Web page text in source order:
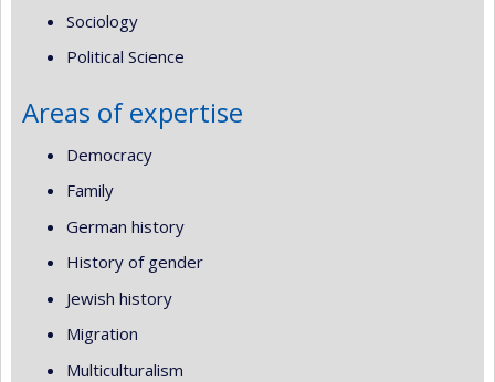
Sociology
Political Science
Areas of expertise
Democracy
Family
German history
History of gender
Jewish history
Migration
Multiculturalism